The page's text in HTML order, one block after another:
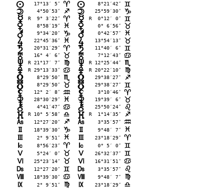
n 17°13′ 5″ ;
o 4°50′53″ C
p R  9° 3′22″ ;
q 8°58′19″ F
r 9°34′20″ D
s 22°45′36″ F
t 20°31′29″ ;
u 16° 4′ 6″ <
v R 21°17′ 7″ @
w R 29°13′33″ >
x 8°29′50″ B
y 8°29′50″ <
z 12° 2′ 8″ E
{ 28°30′29″ F
| 4°41′47″ >
} R 10° 5′58″ A
G 12°27′20″ C
18°39′30″ D
2° 9′51″ F
J 8°56′23″ ;
K 5°24′ 0″ <
L 25°23′14″ <
M 12°27′20″ =
N 18°39′30″ >
O 2° 9′51″ @
n 8°21′42″ =
o 25°59′30″ D
p R  0°12′ 0″ =
q 0° 6′56″ <
r 0°42′57″ F
s 13°54′13″ <
t 11°40′ 6″ =
u 7°12′43″ >
v R 12°25′44″ B
w R 20°22′10″ @
x 29°38′27″ C
y 29°38′27″ =
z 3°10′46″ ;
{ 19°39′ 6″ <
| 25°50′24″ ?
} R  1°14′35″ C
G 3°35′57″ E
9°48′ 7″ F
23°18′29″ ;
J 0° 5′ 0″ =
K 26°32′37″ =
L 16°31′51″ >
M 3°35′57″ ?
N 9°48′ 7″ @
O 23°18′29″ A